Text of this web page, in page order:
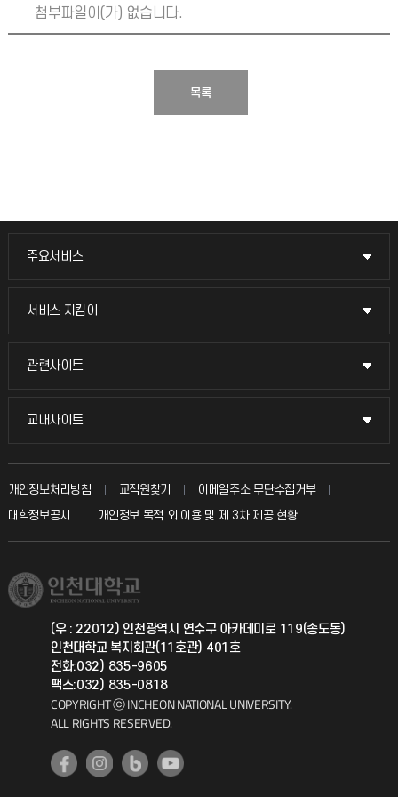
첨부파일이(가) 없습니다.
목록
주요서비스
주요서비스
교무회의방송
입학안내
취업정보(학생)
서비스 지킴이
서비스 지킴이
묻고 답하기
칭찬마당
학생서비스 지킴이
관련사이트
관련사이트
국방헬프콜
총동문회
교내사이트
교내사이트
교수회
교육혁신본부
국제지원과
공자아카데미
기초교육원
개인정보처리방침 교직원찾기
이메일주소 무단수집거부
대학정보공시
개인정보 목적 외 이용 및 제 3차 제공 현황
(우 : 22012) 인천광역시 연수구 아카데미로 119(송도동)
인천대학교 복지회관(11호관) 401호
전화:032) 835-9605
팩스:032) 835-0818
COPYRIGHT ⓒ INCHEON NATIONAL UNIVERSITY.
ALL RIGHTS RESERVED.